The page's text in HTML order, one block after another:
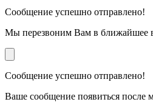
Сообщение успешно отправлено!
Мы перезвоним Вам в ближайшее
Сообщение успешно отправлено!
Ваше сообщение появиться после